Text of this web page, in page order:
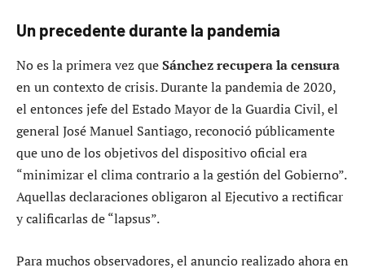
Un precedente durante la pandemia
No es la primera vez queSánchez recupera la censura
en un contexto de crisis. Durante la pandemia de 2020,
el entonces jefe del Estado Mayor de la Guardia Civil, el
general José Manuel Santiago, reconoció públicamente
que uno de los objetivos del dispositivo oficial era
“minimizar el clima contrario a la gestión del Gobierno”.
Aquellas declaraciones obligaron al Ejecutivo a rectificar
y calificarlas de “lapsus”.
Para muchos observadores, el anuncio realizado ahora en